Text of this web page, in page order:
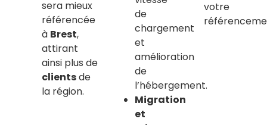
sera mieux
référencée
à Brest,
attirant
ainsi plus de
clientsde
la région.
de
chargement
et
amélioration
de
l’hébergement.
Migration
et
votre